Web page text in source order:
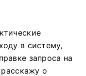
в систему,
запроса на
о